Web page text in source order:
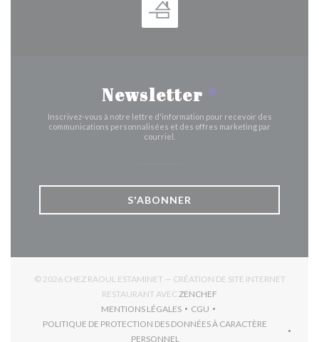
Newsletter *
Inscrivez-vous à notre lettre d'information pour recevoir des
communications personnalisées et des offres marketing par
courriel.
S'ABONNER
© 2026 CHEZ RAOUL ESTAMINET — CRÉATION DE SITE INTERNET
RESTAURANT AVEC ZENCHEF
MENTIONS LÉGALES
((OUVRE UNE NOUVELLE FENÊTRE))
CGU
((OUVRE UNE NOUVELLE
POLITIQUE DE PROTECTION DES DONNÉES À CARACTÈRE
PERSONNEL((OUVRE UNE NOUVELLE FENÊTRE))